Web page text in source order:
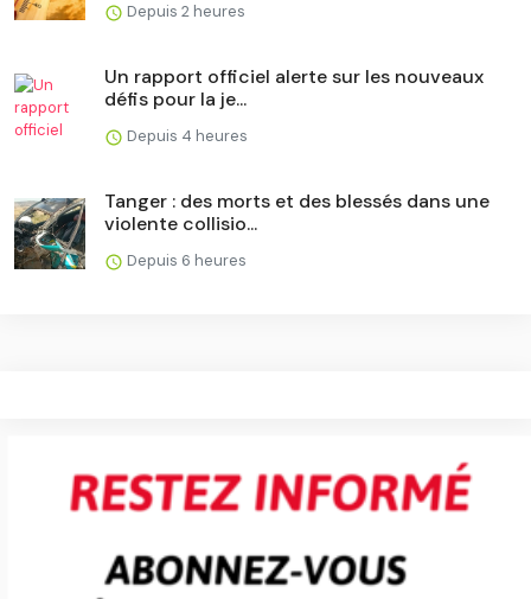
Depuis 2 heures
Un rapport officiel alerte sur les nouveaux
défis pour la je...
Depuis 4 heures
Tanger : des morts et des blessés dans une
violente collisio...
Depuis 6 heures